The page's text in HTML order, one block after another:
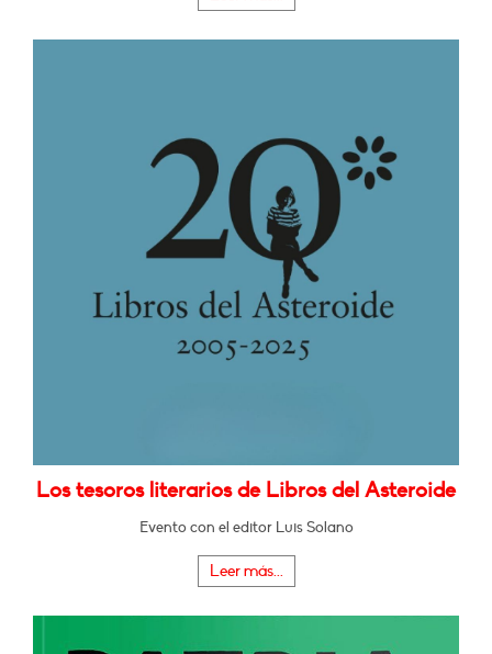
Los tesoros literarios de Libros del Asteroide
Evento con el editor Luis Solano
Leer más...